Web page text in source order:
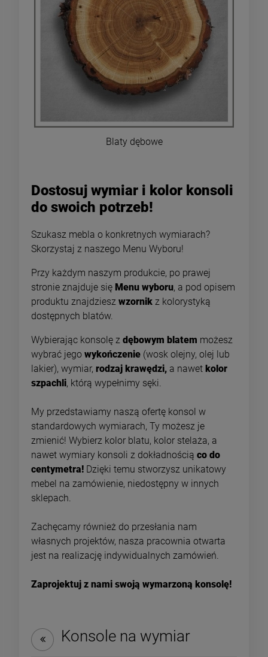
REGAŁ DO PRZEDPOKOJU
Z PÓŁKAMI I HACZYKAMI
- DUERO
1 163,25 zł
1 292,50 zł
Najniższa cena:
1 163,25 zł
DO KOSZYKA
OD RĘKI - INDUSTRIALNA
PÓŁKA KUCHENNA Z
METALOWYM BLATEM
1 336,50 zł
Najniższa cena:
1 336,50 zł
DO KOSZYKA
Blaty dębowe
Dostosuj wymiar i kolor konsoli
do swoich potrzeb!
Szukasz mebla o konkretnych wymiarach?
Skorzystaj z naszego Menu Wyboru!
Przy każdym naszym produkcie, po prawej
stronie znajduje się Menu wyboru, a pod opisem
produktu znajdziesz wzornik z kolorystyką
dostępnych blatów.
Wybierając konsolę z dębowym blatem możesz
wybrać jego wykończenie (wosk olejny, olej lub
lakier), wymiar, rodzaj krawędzi, a nawet kolor
szpachli, którą wypełnimy sęki.
My przedstawiamy naszą ofertę konsol w
standardowych wymiarach, Ty możesz je
zmienić! Wybierz kolor blatu, kolor stelaża, a
nawet wymiary konsoli z dokładnością co do
centymetra! Dzięki temu stworzysz unikatowy
mebel na zamówienie, niedostępny w innych
sklepach.
Zachęcamy również do przesłania nam
własnych projektów, nasza pracownia otwarta
jest na realizację indywidualnych zamówień.
Zaprojektuj z nami swoją wymarzoną konsolę!
Konsole na wymiar